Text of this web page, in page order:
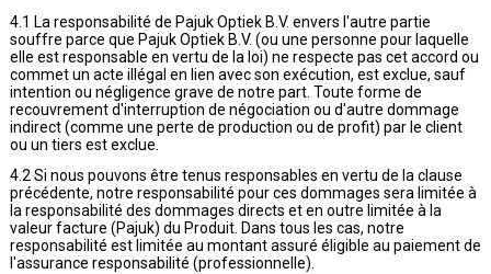
4.1 La responsabilité de Pajuk Optiek B.V. envers l'autre partie
souffre parce que Pajuk Optiek B.V. (ou une personne pour laquelle
elle est responsable en vertu de la loi) ne respecte pas cet accord ou
commet un acte illégal en lien avec son exécution, est exclue, sauf
intention ou négligence grave de notre part. Toute forme de
recouvrement d'interruption de négociation ou d'autre dommage
indirect (comme une perte de production ou de profit) par le client
ou un tiers est exclue.
4.2 Si nous pouvons être tenus responsables en vertu de la clause
précédente, notre responsabilité pour ces dommages sera limitée à
la responsabilité des dommages directs et en outre limitée à la
valeur facture (Pajuk) du Produit. Dans tous les cas, notre
responsabilité est limitée au montant assuré éligible au paiement de
l'assurance responsabilité (professionnelle).